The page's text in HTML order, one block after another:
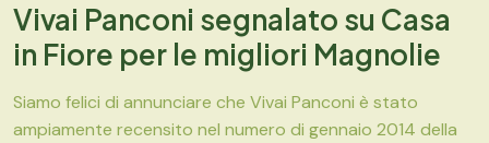
Vivai Panconi segnalato su Casa
in Fiore per le migliori Magnolie
Siamo felici di annunciare che Vivai Panconi è stato
ampiamente recensito nel numero di gennaio 2014 della